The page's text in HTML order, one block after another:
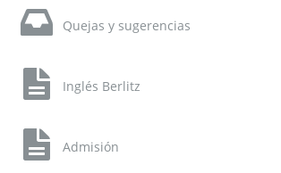
Quejas y sugerencias
Inglés Berlitz
Admisión